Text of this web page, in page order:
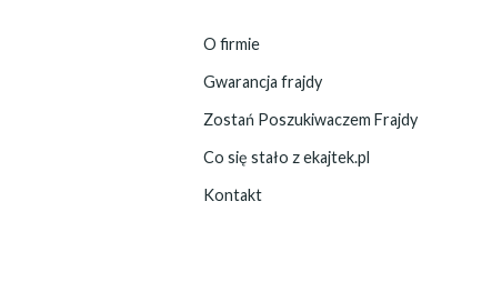
O firmie
Gwarancja frajdy
Zostań Poszukiwaczem Frajdy
Co się stało z ekajtek.pl
Kontakt